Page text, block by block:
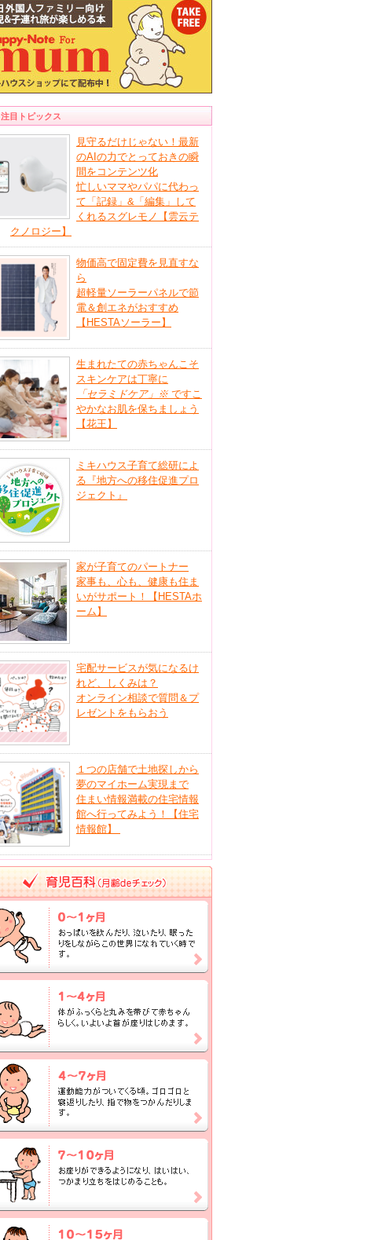
注目トピックス
見守るだけじゃない！最新
のAIの力でとっておきの瞬
間をコンテンツ化
忙しいママやパパに代わっ
て「記録」&「編集」して
くれるスグレモノ【雲云テ
クノロジー】
物価高で固定費を見直すな
ら
超軽量ソーラーパネルで節
電＆創エネがおすすめ
【HESTAソーラー】
生まれたての赤ちゃんこそ
スキンケアは丁寧に
「セラミドケア」 ※ ですこ
やかなお肌を保ちましょう
【花王】
ミキハウス子育て総研によ
る『地方への移住促進プロ
ジェクト』
家が子育てのパートナー
家事も、心も、健康も住ま
いがサポート！【HESTAホ
ーム】
宅配サービスが気になるけ
れど、しくみは？
オンライン相談で質問＆プ
レゼントをもらおう
１つの店舗で土地探しから
夢のマイホーム実現まで
住まい情報満載の住宅情報
館へ行ってみよう！【住宅
情報館】